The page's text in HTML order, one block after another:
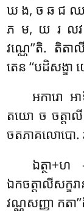
ឃ ង, ច ឆ ជ
ភ ម, យ រ លវ
វណ្ណេ’’តិ. តិ
តេន ‘‘បដិសង្ខ
អការោ
តយោ ច ចត្តា
ចតភាគលោបោ.
ឯត្ថា+ហ
ឯកចត្តាលីសក្ខ
វណ្ណសញ្ញា កតា’’